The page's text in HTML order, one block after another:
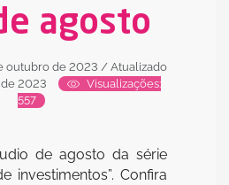
agosto
outubro de 2023 / Atualizado
2023
Visualizações:
557
de agosto da série
investimentos”. Confira